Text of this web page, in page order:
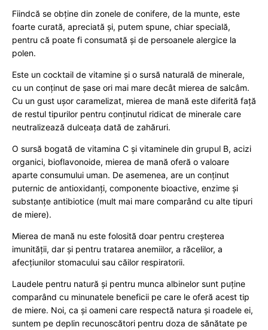
Fiindcă se obține din zonele de conifere, de la munte, este
foarte curată, apreciată și, putem spune, chiar specială,
pentru că poate fi consumată și de persoanele alergice la
polen.
Este un cocktail de vitamine și o sursă naturală de minerale,
cu un conținut de șase ori mai mare decât mierea de salcâm.
Cu un gust ușor caramelizat, mierea de mană este diferită față
de restul tipurilor pentru conținutul ridicat de minerale care
neutralizează dulceața dată de zahăruri.
O sursă bogată de vitamina C și vitaminele din grupul B, acizi
organici, bioflavonoide, mierea de mană oferă o valoare
aparte consumului uman. De asemenea, are un conținut
puternic de antioxidanți, componente bioactive, enzime și
substanțe antibiotice (mult mai mare comparând cu alte tipuri
de miere).
Mierea de mană nu este folosită doar pentru creșterea
imunității, dar și pentru tratarea anemiilor, a răcelilor, a
afecțiunilor stomacului sau căilor respiratorii.
Laudele pentru natură și pentru munca albinelor sunt puține
comparând cu minunatele beneficii pe care le oferă acest tip
de miere. Noi, ca și oameni care respectă natura și roadele ei,
suntem pe deplin recunoscători pentru doza de sănătate pe